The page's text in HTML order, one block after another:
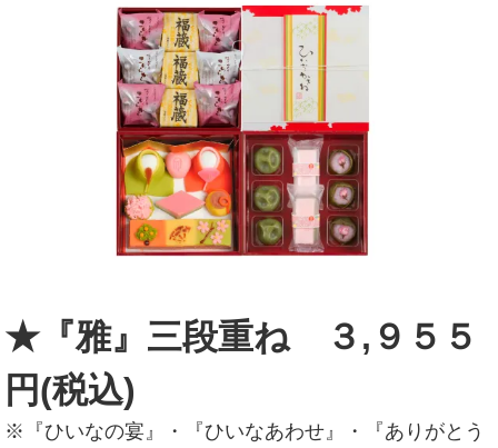
★『雅』三段重ね ３,９５５
円(税込)
※『ひいなの宴』・『ひいなあわせ』・『ありがとう